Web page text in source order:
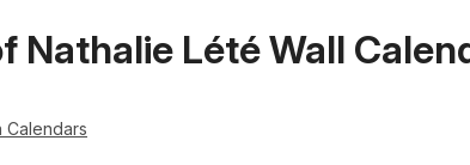
Nathalie Lété Wall
Calendars